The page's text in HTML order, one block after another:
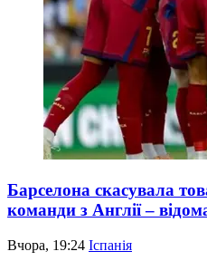
Барселона скасувала
команди з Англії –
Вчора, 19:24 Іспанія